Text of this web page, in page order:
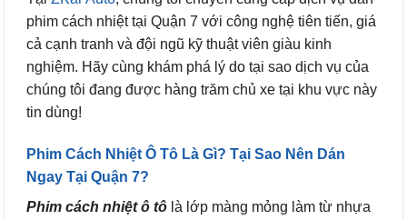
phim cách nhiệt tại Quận 7 với công nghệ tiên tiến, giá
cả cạnh tranh và đội ngũ kỹ thuật viên giàu kinh
nghiệm. Hãy cùng khám phá lý do tại sao dịch vụ của
chúng tôi đang được hàng trăm chủ xe tại khu vực này
tin dùng!
Phim Cách Nhiệt Ô Tô Là Gì? Tại Sao Nên Dán
Ngay Tại Quận 7?
Phim cách nhiệt ô tô là lớp màng mỏng làm từ nhựa